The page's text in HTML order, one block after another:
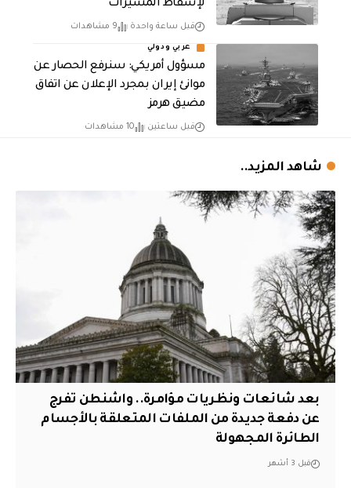
لإسقاط المسيّرات
قبل ساعة واحدة 9 مشاهدات
عربي ودولي
مسؤول أمريكي: سنرفع الحصار عن
موانئ إيران بمجرد الإعلان عن اتفاق
مضيق هرمز
قبل ساعتين 10 مشاهدات
شاهد المزيد..
بعد شائعات ونظريات مؤامرة.. واشنطن تفرج
عن دفعة جديدة من الملفات المتعلقة بالأجسام
الطائرة المجهولة
قبل 3 أشهر